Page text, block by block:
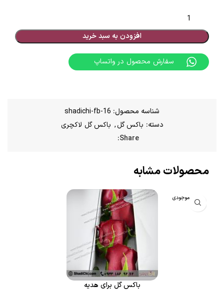
افزودن به سبد خرید
سفارش محصول در واتساپ
شناسه محصول: shadichi-fb-16
دسته: باکس گل, باکس گل لاکچری
Share:
محصولات مشابه
اتمام موجودی
باکس گل برای هدیه